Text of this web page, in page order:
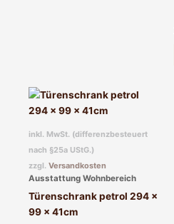
inkl. MwSt. (differenzbesteuert
nach §25a UStG.)
zzgl. Versandkosten
Ausstattung Wohnbereich
Türenschrank petrol 294 x
99 x 41cm